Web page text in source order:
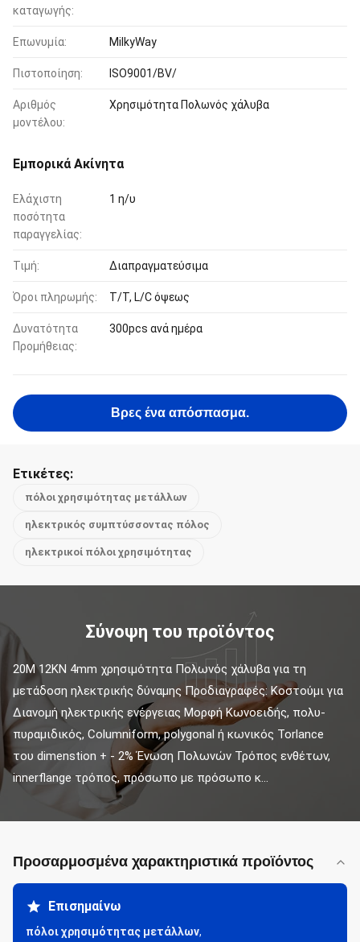
καταγωγής:
Επωνυμία: MilkyWay
Πιστοποίηση: ISO9001/BV/
Αριθμός
μοντέλου:
Χρησιμότητα Πολωνός χάλυβα
Εμπορικά Ακίνητα
Ελάχιστη
ποσότητα
παραγγελίας:
1 η/υ
Τιμή: Διαπραγματεύσιμα
Όροι πληρωμής: T/T, L/C όψεως
Δυνατότητα
Προμήθειας:
300pcs ανά ημέρα
Βρες ένα απόσπασμα.
Ετικέτες:
πόλοι χρησιμότητας μετάλλων
ηλεκτρικός συμπτύσσοντας πόλος
ηλεκτρικοί πόλοι χρησιμότητας
Σύνοψη του προϊόντος
20M 12KN 4mm χρησιμότητα Πολωνός χάλυβα για τη
μετάδοση ηλεκτρικής δύναμης Προδιαγραφές: Κοστούμι για
Διανομή ηλεκτρικής ενέργειας Μορφή Κωνοειδής, πολυ-
πυραμιδικός, Columniform, polygonal ή κωνικός Torlance
του dimenstion + - 2% Ένωση Πολωνών Τρόπος ενθέτων,
innerflange τρόπος, πρόσωπο με πρόσωπο κ...
Προσαρμοσμένα χαρακτηριστικά προϊόντος
Επισημαίνω
πόλοι χρησιμότητας μετάλλων,